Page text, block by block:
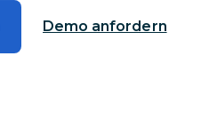
Demo anfordern